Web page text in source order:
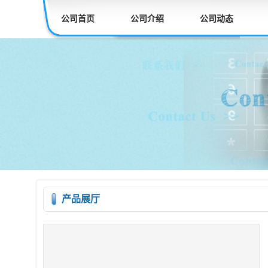
公司首页 公司介绍 公司动态
产品展厅